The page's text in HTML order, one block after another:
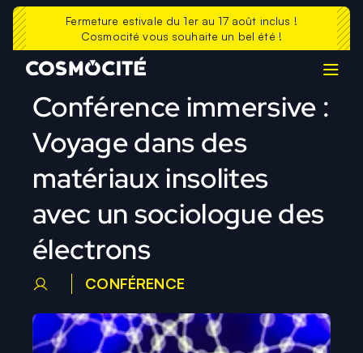
Fermeture estivale du 1er au 17 août inclus !
Cosmocité vous souhaite un bel été !
La Casemate
Echosciences
Contacts
Prolonger sa visite
Conférence immersive :
Voyage dans des
matériaux insolites
avec un sociologue des
électrons
CONFÉRENCE